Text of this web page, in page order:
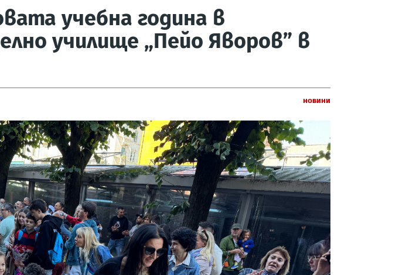
учебна година в
училище „Пейо Яворов” в
Новини